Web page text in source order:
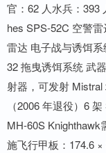
官：62 人水兵：393
hes SPS-52C 空警
雷达 电子战与诱饵
32 拖曳诱饵系统 武
射器，可发射
（2006 年退役）6
MH-60S
施飞行甲板：174.6